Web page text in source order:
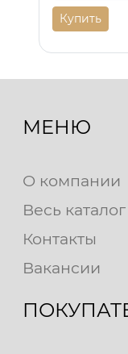
Купить
МЕНЮ
О компании
Весь каталог
Контакты
Вакансии